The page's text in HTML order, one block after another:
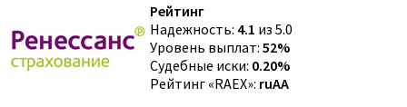
Рейтинг
Надежность: 4.1 из 5.0
Уровень выплат: 52%
Судебные иски: 0.20%
Рейтинг «RAEX»: ruAA